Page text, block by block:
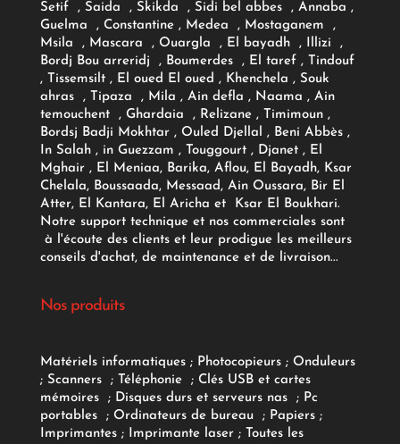
Setif , Saida , Skikda , Sidi bel abbes , Annaba ,
Guelma , Constantine , Medea , Mostaganem ,
Msila , Mascara , Ouargla , El bayadh , Illizi ,
Bordj Bou arreridj , Boumerdes , El taref , Tindouf
, Tissemsilt , El oued El oued , Khenchela , Souk
ahras , Tipaza , Mila , Ain defla , Naama , Ain
temouchent , Ghardaia , Relizane , Timimoun ,
Bordsj Badji Mokhtar , Ouled Djellal , Beni Abbès ,
In Salah , in Guezzam , Touggourt , Djanet , El
Mghair , El Meniaa, Barika, Aflou, El Bayadh, Ksar
Chelala, Boussaada, Messaad, Ain Oussara, Bir El
Atter, El Kantara, El Aricha et Ksar El Boukhari.
Notre support technique et nos commerciales sont
à l'écoute des clients et leur prodigue les meilleurs
conseils d'achat, de maintenance et de livraison...
Nos produits
Matériels informatiques; Photocopieurs; Onduleurs
; Scanners ; Téléphonie ; Clés USB et cartes
mémoires
; Disques durs et serveurs nas ; Pc
portables
; Ordinateurs de bureau ; Papiers;
Imprimantes;Imprimante laser; Toutes les